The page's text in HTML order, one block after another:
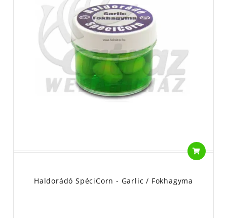
Haldorádó SpéciCorn - Garlic / Fokhagyma